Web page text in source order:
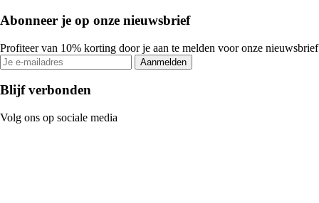
Abonneer je op onze nieuwsbrief
Profiteer van 10% korting door je aan te melden voor onze nieuwsbrief
Aanmelden
Blijf verbonden
Volg ons op sociale media